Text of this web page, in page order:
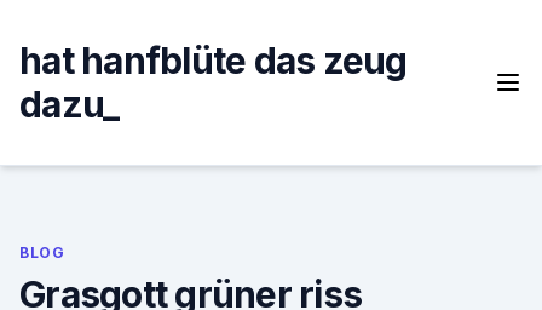
content
hat hanfblüte das zeug
dazu_
BLOG
Grasgott grüner riss